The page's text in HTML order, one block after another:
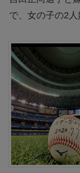
で、女の子の2人